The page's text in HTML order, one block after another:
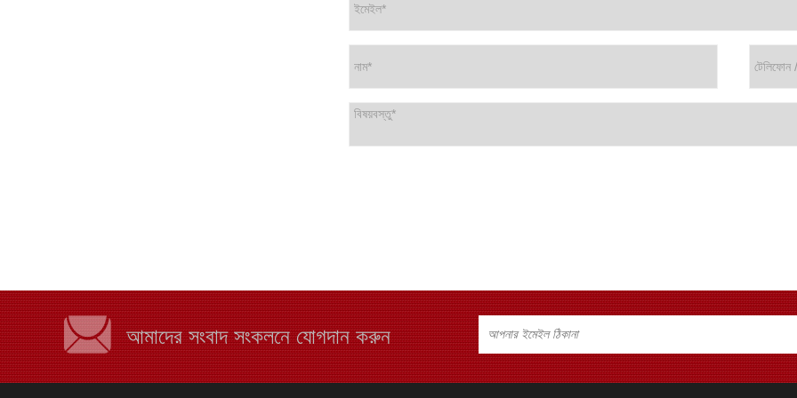
আমাদের সংবাদ সংকলনে যোগদান করুন